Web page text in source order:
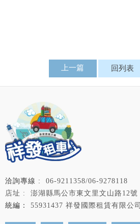
上一篇 回列表
06-9211358/06-9278118
55931437 祥發國際租賃有限公司
澎湖縣馬公市東文里文山路12號